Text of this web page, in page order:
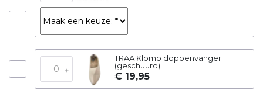
- +
TRAA Klomp doppenvanger
(geschuurd)
€ 19,95